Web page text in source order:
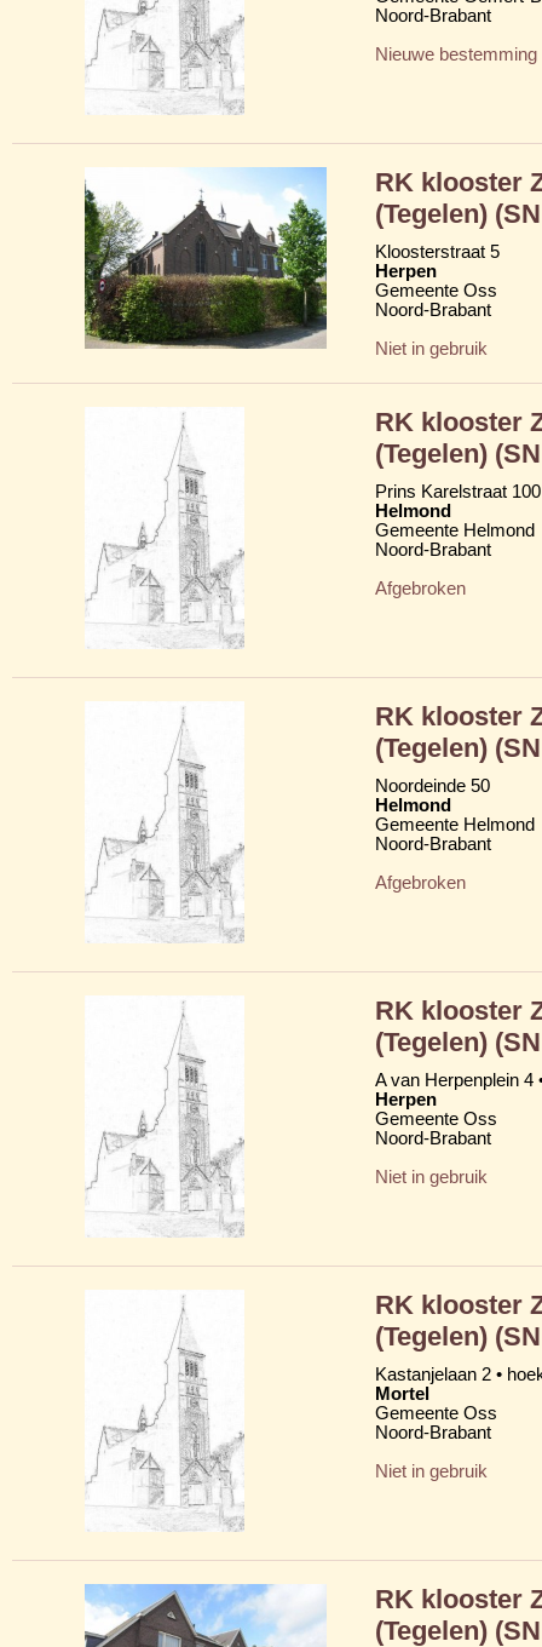
Noord-Brabant
Nieuwe bestemming
RK klooster
(Tegelen)
Kloosterstraat 5
Herpen
Gemeente Oss
Noord-Brabant
Niet in gebruik
RK klooster
(Tegelen)
Prins Karelstraat 100
Helmond
Gemeente Helmond
Noord-Brabant
Afgebroken
RK klooster
(Tegelen)
Noordeinde 50
Helmond
Gemeente Helmond
Noord-Brabant
Afgebroken
RK klooster
(Tegelen)
A van Herpenplein 4
Herpen
Gemeente Oss
Noord-Brabant
Niet in gebruik
RK klooster
(Tegelen)
Kastanjelaan 2 •
Mortel
Gemeente Oss
Noord-Brabant
Niet in gebruik
RK klooster
(Tegelen)